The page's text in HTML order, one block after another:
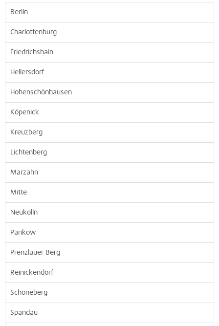
Berlin
Charlottenburg
Friedrichshain
Hellersdorf
Hohenschönhausen
Köpenick
Kreuzberg
Lichtenberg
Marzahn
Mitte
Neukölln
Pankow
Prenzlauer Berg
Reinickendorf
Schöneberg
Spandau